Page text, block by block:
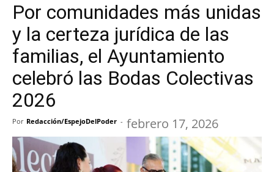
Por comunidades más unidas
y la certeza jurídica de las
familias, el Ayuntamiento
celebró las Bodas Colectivas
2026
Por Redacción/EspejoDelPoder - febrero 17, 2026